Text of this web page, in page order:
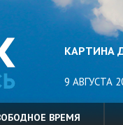
КАРТИНА
9 АВГУСТА
ВРЕМЯ